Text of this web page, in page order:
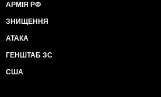
АРМІЯ РФ
ЗНИЩЕННЯ
АТАКА
ГЕНШТАБ ЗС
США